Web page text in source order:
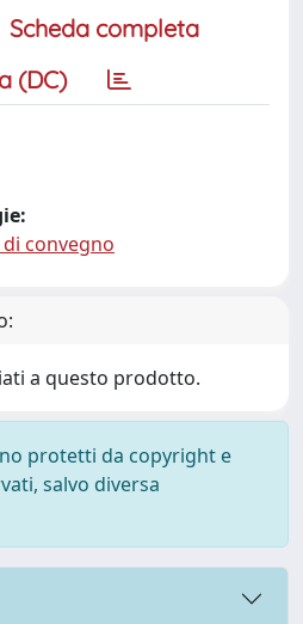
Scheda completa
(DC)
convegno
a questo prodotto.
protetti da copyright e
salvo diversa